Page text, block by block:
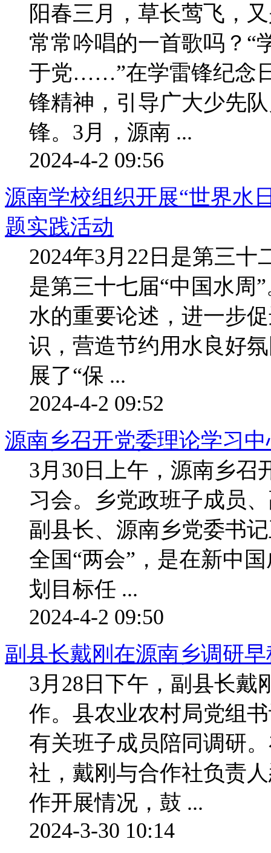
阳春三月，草长莺飞，
常常吟唱的一首歌吗？“
于党……”在学雷锋纪念
锋精神，引导广大少先
锋。3月，源南 ...
2024-4-2 09:56
源南学校组织开展“世界水
题实践活动
2024年3月22日是第三
是第三十七届“中国水周
水的重要论述，进一步
识，营造节约用水良好
展了“保 ...
2024-4-2 09:52
源南乡召开党委理论学习
3月30日上午，源南乡召
习会。乡党政班子成员
副县长、源南乡党委书
全国“两会”，是在新中
划目标任 ...
2024-4-2 09:50
副县长戴刚在源南乡调研
3月28日下午，副县长戴
作。县农业农村局党组
有关班子成员陪同调研
社，戴刚与合作社负责
作开展情况，鼓 ...
2024-3-30 10:14